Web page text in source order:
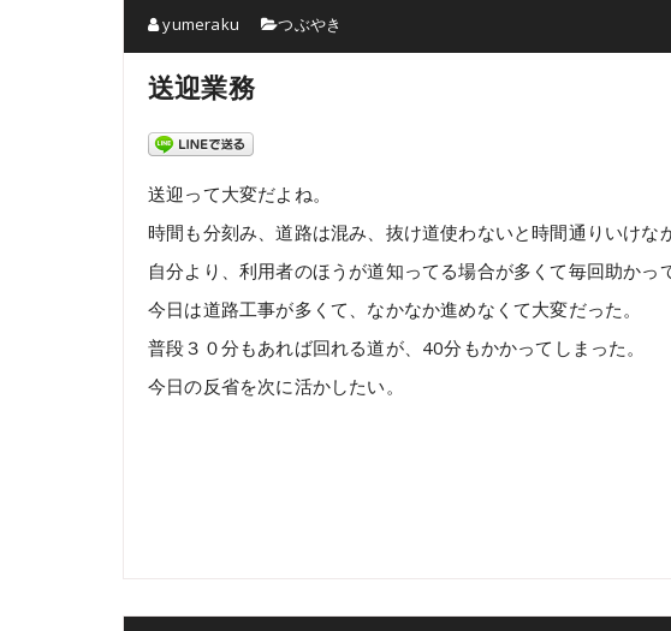
yumeraku つぶやき
送迎業務
送迎って大変だよね。
時間も分刻み、道路は混み、抜け道使わないと時間通りいけな
自分より、利用者のほうが道知ってる場合が多くて毎回助かっ
今日は道路工事が多くて、なかなか進めなくて大変だった。
普段３０分もあれば回れる道が、40分もかかってしまった。
今日の反省を次に活かしたい。